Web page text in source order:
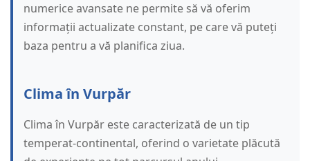
numerice avansate ne permite să vă oferim
informații actualizate constant, pe care vă puteți
baza pentru a vă planifica ziua.
Clima în Vurpăr
Clima în Vurpăr este caracterizată de un tip
temperat-continental, oferind o varietate plăcută